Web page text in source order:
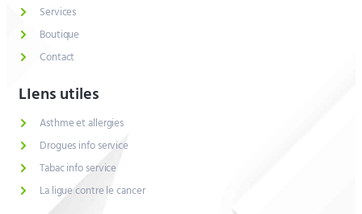
Services
Boutique
Contact
LIens utiles
Asthme et allergies
Drogues info service
Tabac info service
La ligue contre le cancer